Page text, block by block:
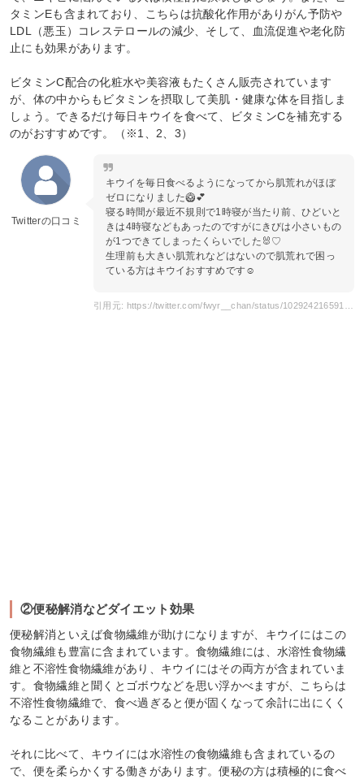
タミンEも含まれており、こちらは抗酸化作用がありがん予防や
LDL（悪玉）コレステロールの減少、そして、血流促進や老化防
止にも効果があります。
ビタミンC配合の化粧水や美容液もたくさん販売されています
が、体の中からもビタミンを摂取して美肌・健康な体を目指しま
しょう。できるだけ毎日キウイを食べて、ビタミンCを補充する
のがおすすめです。（※1、2、3）
Twitterの口コミ
キウイを毎日食べるようになってから肌荒れがほぼ
ゼロになりました🥝💕
寝る時間が最近不規則で1時寝が当たり前、ひどいと
きは4時寝などもあったのですがにきびは小さいもの
が1つできてしまったくらいでした🐰♡
生理前も大きい肌荒れなどはないので肌荒れで困っ
ている方はキウイおすすめです☺️
②便秘解消などダイエット効果
便秘解消といえば食物繊維が助けになりますが、キウイにはこの
食物繊維も豊富に含まれています。食物繊維には、水溶性食物繊
維と不溶性食物繊維があり、キウイにはその両方が含まれていま
す。食物繊維と聞くとゴボウなどを思い浮かべますが、こちらは
不溶性食物繊維で、食べ過ぎると便が固くなって余計に出にくく
なることがあります。
それに比べて、キウイには水溶性の食物繊維も含まれているの
で、便を柔らかくする働きがあります。便秘の方は積極的に食べ